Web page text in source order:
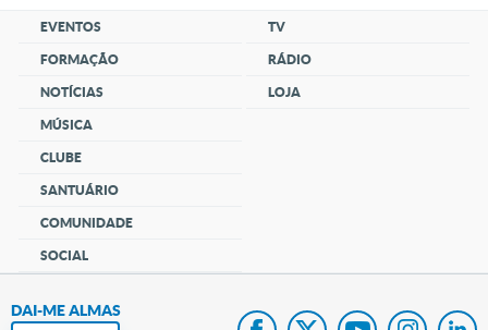
EVENTOS
FORMAÇÃO
NOTÍCIAS
MÚSICA
CLUBE
SANTUÁRIO
COMUNIDADE
SOCIAL
TV
RÁDIO
LOJA
DAI-ME ALMAS